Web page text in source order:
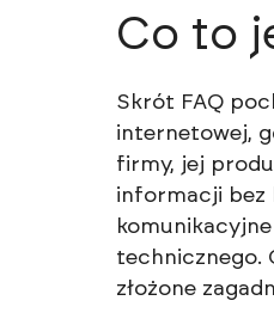
Co to
Skrót FAQ
internetowej,
firmy, jej
informacji bez
technicznego.
złożone